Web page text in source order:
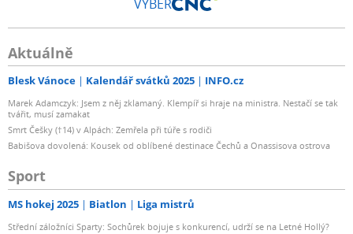
VÝBĚR
Aktuálně
Blesk Vánoce Kalendář svátků 2025 INFO.cz
Marek Adamczyk: Jsem z něj zklamaný. Klempíř si hraje na ministra. Nestačí se tak
tvářit, musí zamakat
Smrt Češky (†14) v Alpách: Zemřela při túře s rodiči
Babišova dovolená: Kousek od oblíbené destinace Čechů a Onassisova ostrova
Sport
MS hokej 2025 Biatlon Liga mistrů
Střední záložníci Sparty: Sochůrek bojuje s konkurencí, udrží se na Letné Hollý?